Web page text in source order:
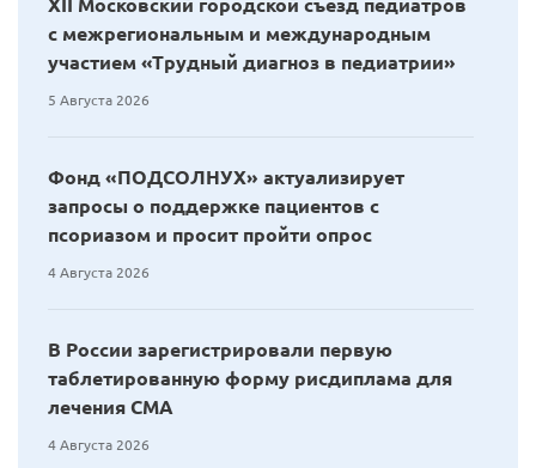
XII Московский городской съезд педиатров
с межрегиональным и международным
участием «Трудный диагноз в педиатрии»
5 Августа 2026
Фонд «ПОДСОЛНУХ» актуализирует
запросы о поддержке пациентов с
псориазом и просит пройти опрос
4 Августа 2026
В России зарегистрировали первую
таблетированную форму рисдиплама для
лечения СМА
4 Августа 2026